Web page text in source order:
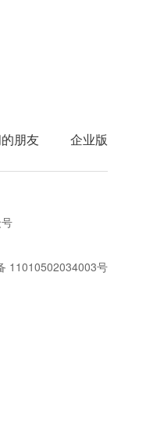
朋友 企业版
11010502034003号